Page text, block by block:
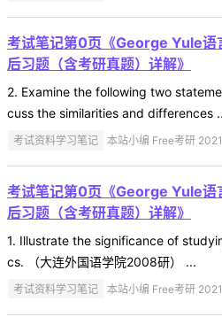
考试笔记第0页《George Yule语
后习题（含考研真题）详解》
2. Examine the following two
cuss the similarities and differences
考试资料学习笔记 本站小编 Free考研
考试笔记第0页《George Yule语
后习题（含考研真题）详解》
1. Illustrate the significance of
cs. （大连外国语学院2008研） ...
考试资料学习笔记 本站小编 Free考研